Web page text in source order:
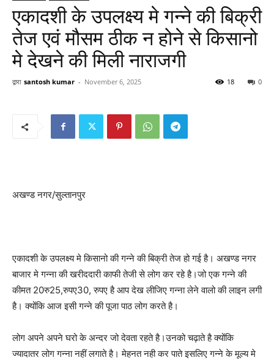
एकादशी के उपलक्ष्य मे गन्ने की बिक्री
तेज एवं मौसम ठीक न होने से किसानो
मे देखने की मिली नाराजगी
द्वारा santosh kumar - November 6, 2025 0
18
अखण्ड नगर/सुल्तानपुर
एकादशी के उपलक्ष्य मे किसानो की गन्ने की बिक्री तेज हो गई है। अखण्ड नगर
बाजार मे गन्ना की खरीददारी काफी तेजी से लोग कर रहे है।जो एक गन्ने की
कीमत 20रु25,रुपए30, रुपए है आप देख लीजिए गन्ना लेने वालो की लाइन लगी
है। क्योंकि आज इसी गन्ने की पूजा पाठ लोग करते है।
लोग अपने अपने घरो के अन्दर जो देवता रहते है।उनको चढ़ाते है क्योंकि
ज्यादातर लोग गन्ना नहीं लगाते है। मेहनत नही कर पाते इसलिए गन्ने के मूल्य मे